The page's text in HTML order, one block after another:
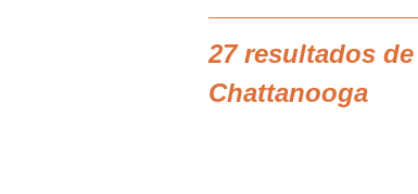
27 resultados
Chattanooga